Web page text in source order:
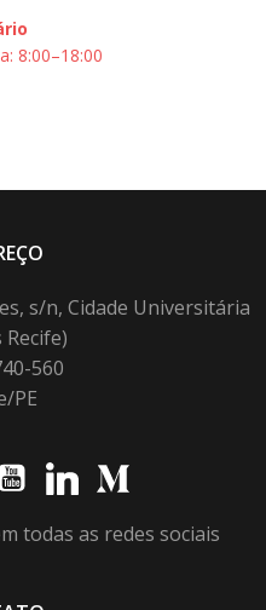
8:00–18:00
s/n, Cidade Universitária
Recife)
560
PE
todas as redes sociais